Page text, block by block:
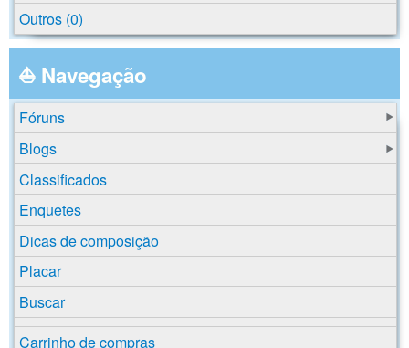
Outros (0)
⛵ Navegação
Fóruns
Blogs
Classificados
Enquetes
Dicas de composição
Placar
Buscar
Carrinho de compras